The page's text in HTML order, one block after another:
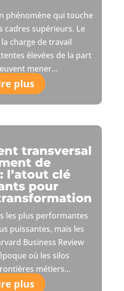
phénomène qui touche
cadres supérieurs. Le
charge de travail
élevées de la part
mener...
plus
transversal
de
l’atout clé
pour
les plus performantes
puissantes, mais les
Business Review
où les silos
métiers...
plus